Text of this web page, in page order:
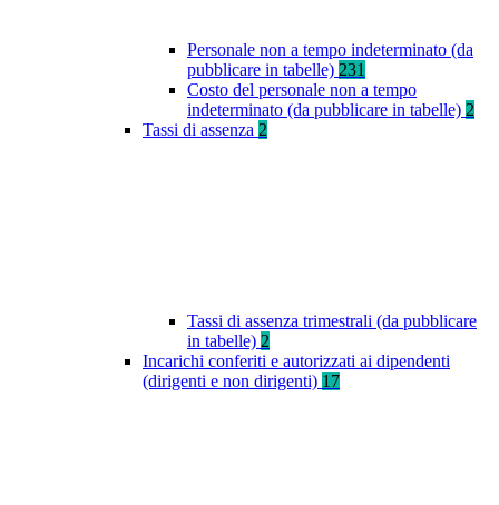
Personale non a tempo indeterminato (da
pubblicare in tabelle) 231
Costo del personale non a tempo
indeterminato (da pubblicare in tabelle) 2
Tassi di assenza 2
Tassi di assenza trimestrali (da pubblicare
in tabelle) 2
Incarichi conferiti e autorizzati ai dipendenti
(dirigenti e non dirigenti) 17